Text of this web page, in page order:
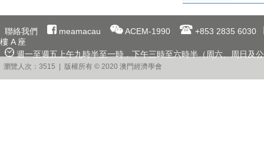
聯絡我們 meamacau ACEM-1990
+853 2835 6030
樓 A 座
週一至週五上午九時半至一時﹐下午三時至六時半（周六、周日及
瀏覽人次：3515 | 版權所有 © 2020 澳門經濟學會